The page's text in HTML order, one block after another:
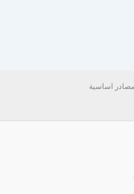
مصادر اساسية